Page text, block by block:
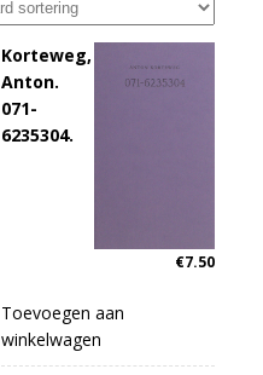
Korteweg,
Anton.
071-
6235304.
€7.50
Toevoegen aan
winkelwagen